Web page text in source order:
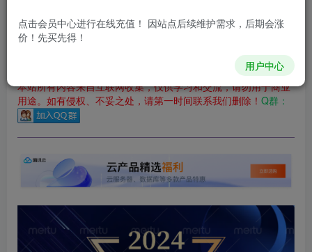
本站内容分为：登录回复下载，积分下载，RMB下载，积分下
载及登录回复下载，都为免费资源，积分只需签到就可以获
得！
本站所有内容来自互联网收集，仅供学习和交流，请勿用于商业
用途。如有侵权、不妥之处，请第一时间联系我们删除！ Q群：
点击会员中心进行在线充值！ 因站点后续维护需求，后期会涨
价！先买先得！
用户中心